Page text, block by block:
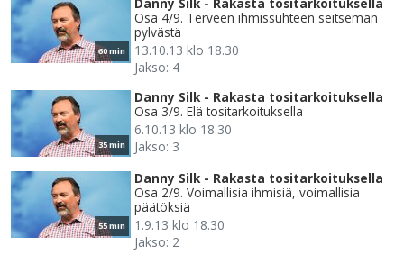
60 min
Osa 4/9. Terveen ihmissuhteen seitsemän
pylvästä
13.10.13 klo 18.30
Jakso: 4
35 min
Danny Silk - Rakasta tositarkoituksella
Osa 3/9. Elä tositarkoituksella
6.10.13 klo 18.30
Jakso: 3
55 min
Danny Silk - Rakasta tositarkoituksella
Osa 2/9. Voimallisia ihmisiä, voimallisia
päätöksiä
1.9.13 klo 18.30
Jakso: 2